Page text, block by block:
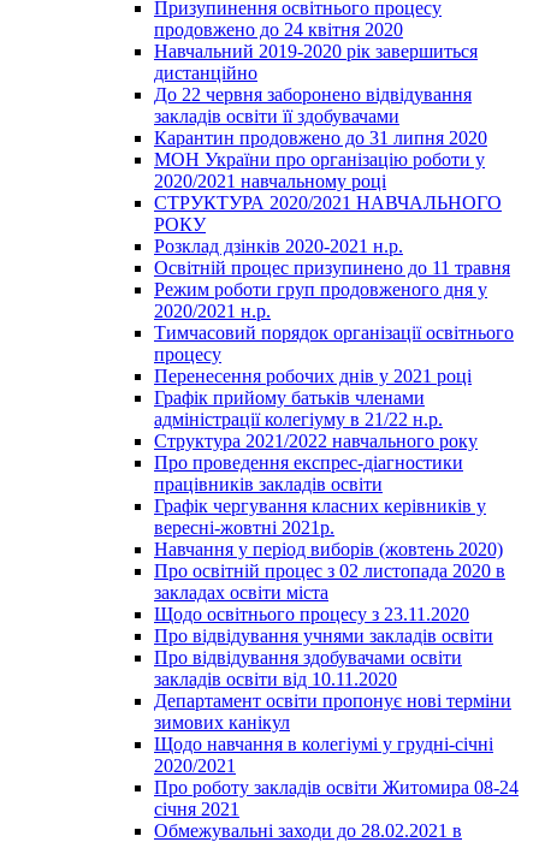
Призупинення освітнього процесу
продовжено до 24 квітня 2020
Навчальний 2019-2020 рік завершиться
дистанційно
До 22 червня заборонено відвідування
закладів освіти її здобувачами
Карантин продовжено до 31 липня 2020
МОН України про організацію роботи у
2020/2021 навчальному році
СТРУКТУРА 2020/2021 НАВЧАЛЬНОГО
РОКУ
Розклад дзінків 2020-2021 н.р.
Освітній процес призупинено до 11 травня
Режим роботи груп продовженого дня у
2020/2021 н.р.
Тимчасовий порядок організації освітнього
процесу
Перенесення робочих днів у 2021 році
Графік прийому батьків членами
адміністрації колегіуму в 21/22 н.р.
Структура 2021/2022 навчального року
Про проведення експрес-діагностики
працівників закладів освіти
Графік чергування класних керівників у
вересні-жовтні 2021р.
Навчання у період виборів (жовтень 2020)
Про освітній процес з 02 листопада 2020 в
закладах освіти міста
Щодо освітнього процесу з 23.11.2020
Про відвідування учнями закладів освіти
Про відвідування здобувачами освіти
закладів освіти від 10.11.2020
Департамент освіти пропонує нові терміни
зимових канікул
Щодо навчання в колегіумі у грудні-січні
2020/2021
Про роботу закладів освіти Житомира 08-24
січня 2021
Обмежувальні заходи до 28.02.2021 в